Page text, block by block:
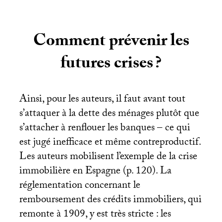
Comment prévenir les
futures crises?
Ainsi, pour les auteurs, il faut avant tout
s’attaquer à la dette des ménages plutôt que
s’attacher à renflouer les banques – ce qui
est jugé inefficace et même contreproductif.
Les auteurs mobilisent l’exemple de la crise
immobilière en Espagne (p. 120). La
réglementation concernant le
remboursement des crédits immobiliers, qui
remonte à 1909, y est très stricte : les